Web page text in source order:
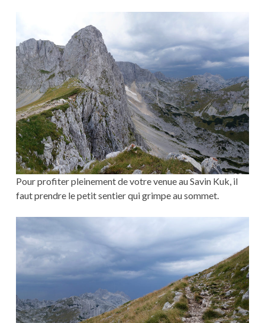
Pour profiter pleinement de votre venue au Savin Kuk, il
faut prendre le petit sentier qui grimpe au sommet.